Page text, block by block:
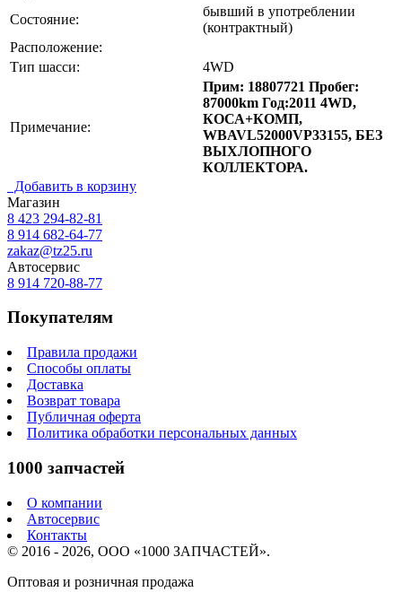
Состояние:
бывший в употреблении
(контрактный)
Расположение:
Тип шасси:
4WD
Примечание:
Прим: 18807721 Пробег:
87000km Год:2011 4WD,
КОСА+КОМП,
WBAVL52000VP33155, БЕЗ
ВЫХЛОПНОГО
КОЛЛЕКТОРА.
Добавить в корзину
Магазин
8 423 294-82-81
8 914 682-64-77
zakaz@tz25.ru
Автосервис
8 914 720-88-77
Покупателям
Правила продажи
Способы оплаты
Доставка
Возврат товара
Публичная оферта
Политика обработки персональных данных
1000 запчастей
О компании
Автосервис
Контакты
© 2016 - 2026, ООО «1000 ЗАПЧАСТЕЙ».
Оптовая и розничная продажа